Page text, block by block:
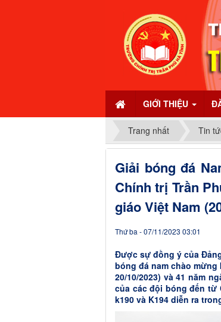
GIỚI THIỆU
Trang nhất Tin
Giải bóng đá
Chính trị Trần
giáo Việt Nam
Thứ ba - 07/11/2023 03:01
Được sự đồng ý của
bóng đá nam chào mừng
20/10/2023) và 41 năm
của các đội bóng đến từ
k190 và K194 diễn ra